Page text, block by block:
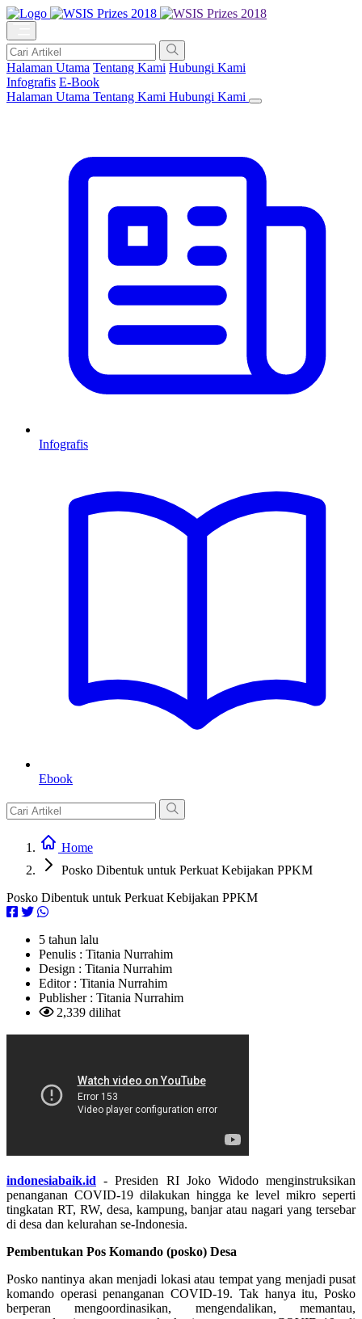
Halaman Utama Tentang Kami Hubungi Kami
Infografis E-Book
Halaman Utama Tentang Kami Hubungi Kami
Infografis
Ebook
Home
Posko Dibentuk untuk Perkuat Kebijakan PPKM
Posko Dibentuk untuk Perkuat Kebijakan PPKM
5 tahun lalu
Penulis : Titania Nurrahim
Design : Titania Nurrahim
Editor : Titania Nurrahim
Publisher : Titania Nurrahim
2,339 dilihat
indonesiabaik.id - Presiden RI Joko Widodo menginstruksikan
penanganan COVID-19 dilakukan hingga ke level mikro seperti
tingkatan RT, RW, desa, kampung, banjar atau nagari yang tersebar
di desa dan kelurahan se-Indonesia.
Pembentukan Pos Komando (posko) Desa
Posko nantinya akan menjadi lokasi atau tempat yang menjadi pusat
komando operasi penanganan COVID-19. Tak hanya itu, Posko
berperan mengoordinasikan, mengendalikan, memantau,